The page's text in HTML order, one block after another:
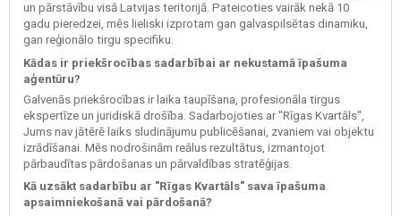
un pārstāvību visā Latvijas teritorijā. Pateicoties vairāk nekā 10
gadu pieredzei, mēs lieliski izprotam gan galvaspilsētas dinamiku,
gan reģionālo tirgu specifiku.
Kādas ir priekšrocības sadarbībai ar nekustamā īpašuma
aģentūru?
Galvenās priekšrocības ir laika taupīšana, profesionāla tirgus
ekspertīze un juridiskā drošība. Sadarbojoties ar "Rīgas Kvartāls",
Jums nav jātērē laiks sludinājumu publicēšanai, zvaniem vai objektu
izrādīšanai. Mēs nodrošinām reālus rezultātus, izmantojot
pārbaudītas pārdošanas un pārvaldības stratēģijas.
Kā uzsākt sadarbību ar "Rīgas Kvartāls" sava īpašuma
apsaimniekošanā vai pārdošanā?